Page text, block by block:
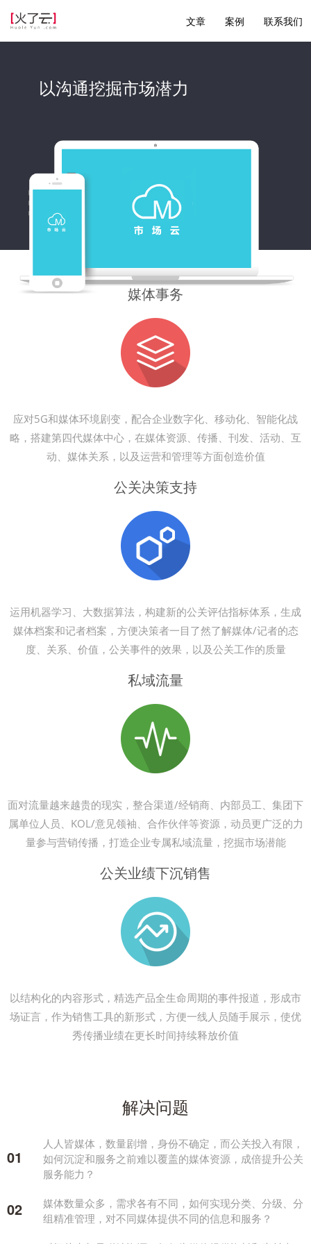
文章 案例 联系我们
以沟通挖掘市场潜力
媒体事务
应对5G和媒体环境剧变，配合企业数字化、移动化、智能化战
略，搭建第四代媒体中心，在媒体资源、传播、刊发、活动、互
动、媒体关系，以及运营和管理等方面创造价值
公关决策支持
运用机器学习、大数据算法，构建新的公关评估指标体系，生成
媒体档案和记者档案，方便决策者一目了然了解媒体/记者的态
度、关系、价值，公关事件的效果，以及公关工作的质量
私域流量
面对流量越来越贵的现实，整合渠道/经销商、内部员工、集团下
属单位人员、KOL/意见领袖、合作伙伴等资源，动员更广泛的力
量参与营销传播，打造企业专属私域流量，挖掘市场潜能
公关业绩下沉销售
以结构化的内容形式，精选产品全生命周期的事件报道，形成市
场证言，作为销售工具的新形式，方便一线人员随手展示，使优
秀传播业绩在更长时间持续释放价值
解决问题
01
人人皆媒体，数量剧增，身份不确定，而公关投入有限，
如何沉淀和服务之前难以覆盖的媒体资源，成倍提升公关
服务能力？
02
媒体数量众多，需求各有不同，如何实现分类、分级、分
组精准管理，对不同媒体提供不同的信息和服务？